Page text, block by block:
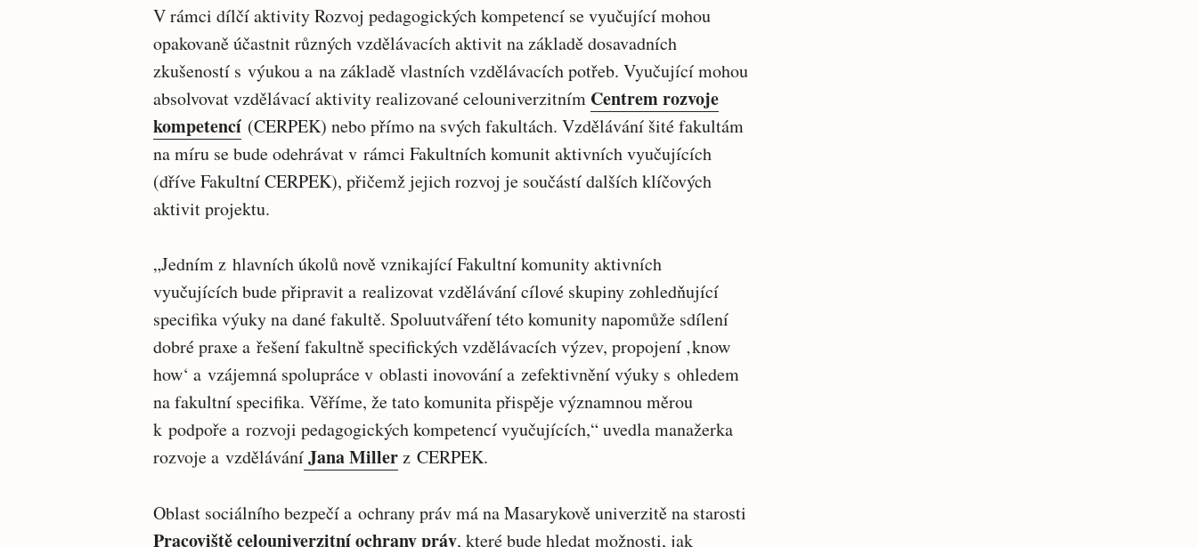
V rámci dílčí aktivity Rozvoj pedagogických kompetencí se vyučující mohou
opakovaně účastnit různých vzdělávacích aktivit na základě dosavadních
zkušeností s výukou a na základě vlastních vzdělávacích potřeb. Vyučující mohou
absolvovat vzdělávací aktivity realizované celouniverzitním Centrem rozvoje
kompetencí (CERPEK) nebo přímo na svých fakultách. Vzdělávání šité fakultám
na míru se bude odehrávat v rámci Fakultních komunit aktivních vyučujících
(dříve Fakultní CERPEK), přičemž jejich rozvoj je součástí dalších klíčových
aktivit projektu.
„Jedním z hlavních úkolů nově vznikající Fakultní komunity aktivních
vyučujících bude připravit a realizovat vzdělávání cílové skupiny zohledňující
specifika výuky na dané fakultě. Spoluutváření této komunity napomůže sdílení
dobré praxe a řešení fakultně specifických vzdělávacích výzev, propojení ‚know
how‘ a vzájemná spolupráce v oblasti inovování a zefektivnění výuky s ohledem
na fakultní specifika. Věříme, že tato komunita přispěje významnou měrou
k podpoře a rozvoji pedagogických kompetencí vyučujících,“ uvedla manažerka
rozvoje a vzděláváníJana Millerz CERPEK.
Oblast sociálního bezpečí a ochrany práv má na Masarykově univerzitě na starosti
Pracoviště celouniverzitní ochrany práv, které bude hledat možnosti, jak